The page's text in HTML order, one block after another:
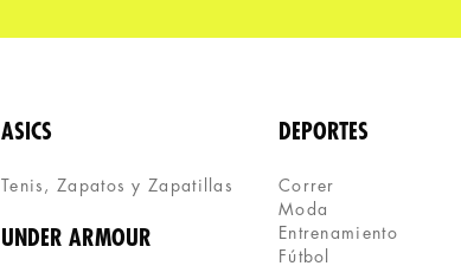
ASICS
Tenis, Zapatos y Zapatillas
UNDER ARMOUR
DEPORTES
Correr
Moda
Entrenamiento
Fútbol